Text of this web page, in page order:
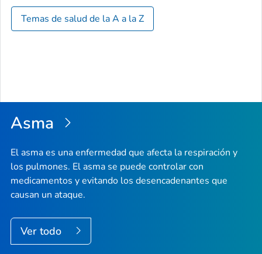
Temas de salud de la A a la Z
Asma
El asma es una enfermedad que afecta la respiración y
los pulmones. El asma se puede controlar con
medicamentos y evitando los desencadenantes que
causan un ataque.
Ver todo